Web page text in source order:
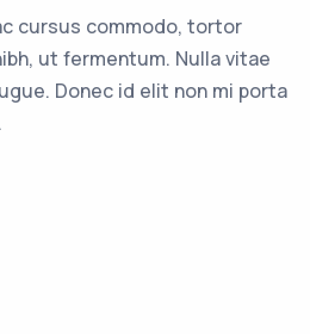
cursus commodo, tortor
ut fermentum. Nulla vitae
Donec id elit non mi porta